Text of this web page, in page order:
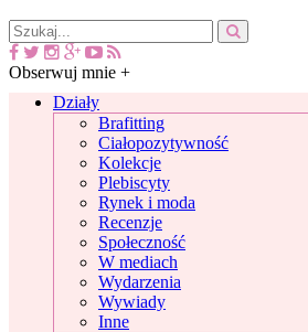
Obserwuj mnie +
Działy
Brafitting
Ciałopozytywność
Kolekcje
Plebiscyty
Rynek i moda
Recenzje
Społeczność
W mediach
Wydarzenia
Wywiady
Inne